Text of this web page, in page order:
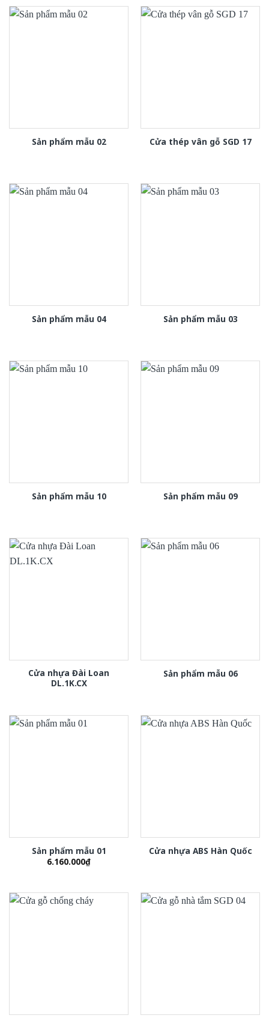
Sản phẩm mẫu 02 Cửa thép vân gỗ SGD 17
Sản phẩm mẫu 04 Sản phẩm mẫu 03
Sản phẩm mẫu 10 Sản phẩm mẫu 09
Cửa nhựa Đài Loan
DL.1K.CX
Sản phẩm mẫu 06
Sản phẩm mẫu 01
6.160.000₫
Cửa nhựa ABS Hàn Quốc